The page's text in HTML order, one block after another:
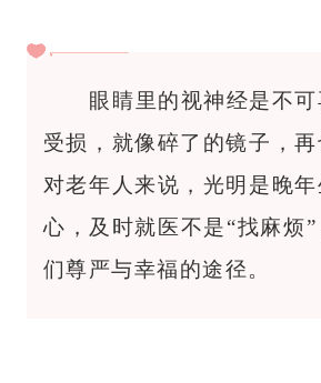
眼睛里的视神经是不
受损，就像碎了的镜子，再
对老年人来说，光明是晚
心，及时就医不是“找麻烦
们尊严与幸福的途径。